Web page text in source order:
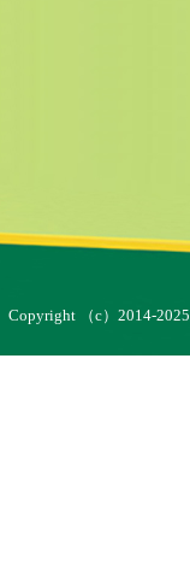
Copyright （c）2014-2025